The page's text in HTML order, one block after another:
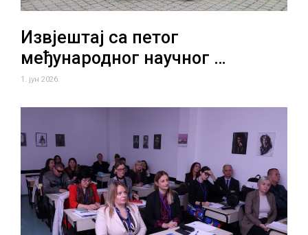
Извјештај са петог
међународног научног …
1. јун 2026.